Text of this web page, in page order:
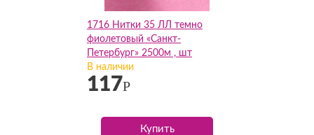
1716 Нитки 35 ЛЛ темно
фиолетовый «Санкт-
Петербург» 2500м , шт
В наличии
117Р
Купить